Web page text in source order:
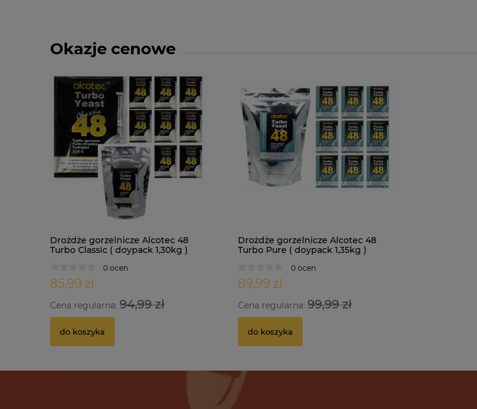
Okazje cenowe
Drożdże gorzelnicze Alcotec 48
Turbo Classic ( doypack 1,30kg )
0 ocen
85,99 zł
Cena regularna: 94,99 zł
do koszyka
Drożdże gorzelnicze Alcotec 48
Turbo Pure ( doypack 1,35kg )
0 ocen
89,99 zł
Cena regularna:99,99 zł
do koszyka